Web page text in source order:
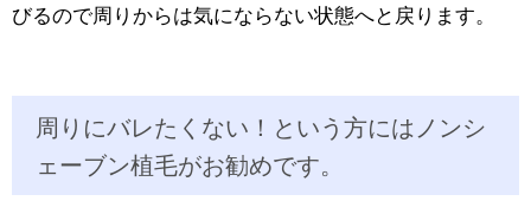
びるので周りからは気にならない状態へと戻ります。
周りにバレたくない！という方にはノンシ
ェーブン植毛がお勧めです。